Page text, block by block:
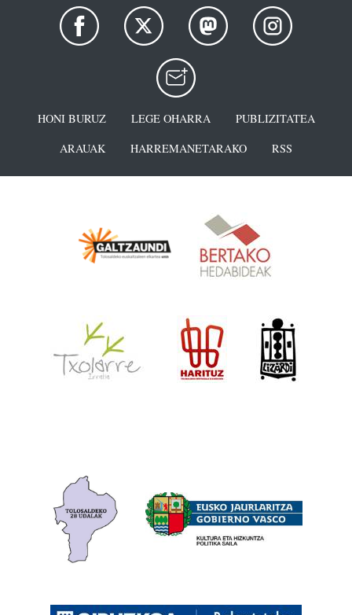
HONI BURUZ LEGE OHARRA
PUBLIZITATEA
ARAUAK
HARREMANETARAKO RSS